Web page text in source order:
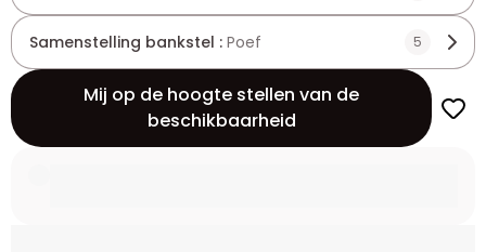
Samenstelling bankstel : Poef 5
Mij op de hoogte stellen van de
beschikbaarheid